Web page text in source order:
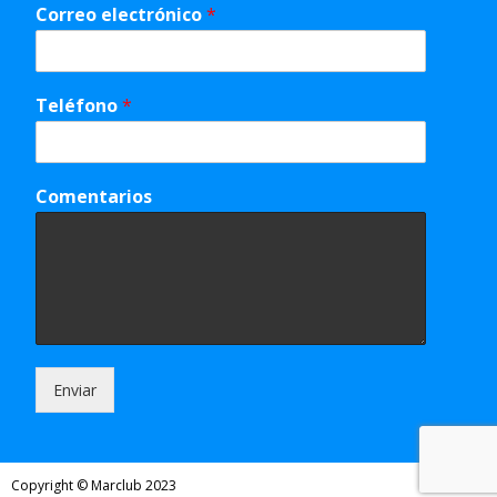
Correo electrónico*
Teléfono*
Comentarios
Enviar
Copyright © Marclub 2023